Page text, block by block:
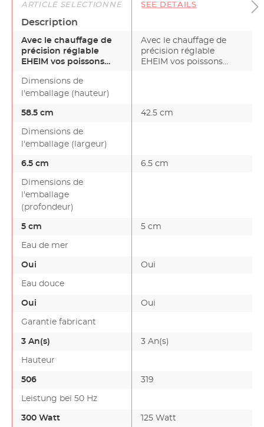
ARTICLE SÉLECTIONNÉ SEE DETAILS
Description
Avec le chauffage de
précision réglable
EHEIM vos poissons
tempéra…
Avec le chauffage de
précision réglable
EHEIM vos poissons
Dimensions de
l'emballage (hauteur)
58.5 cm 42.5 cm
Dimensions de
l'emballage (largeur)
6.5 cm 6.5 cm
Dimensions de
l'emballage
(profondeur)
5 cm 5 cm
Eau de mer
Oui Oui
Eau douce
Oui Oui
Garantie fabricant
3 An(s) 3 An(s)
Hauteur
506 319
Leistung bei 50 Hz
300 Watt 125 Watt